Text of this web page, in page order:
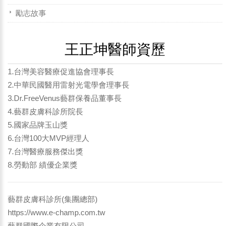
勵志故事
王正坤醫師資歷
1.台灣美容醫療促進協會理事長
2.中華民國醫用雷射光電學會理事長
3.Dr.FreeVenus藝群保養品董事長
4.藝群皮膚科診所院長
5.國家品牌玉山獎
6.台灣100大MVP經理人
7.台灣醫療服務傑出獎
8.勞動部 績優企業獎
藝群皮膚科診所(集團總部)
https://www.e-champ.com.tw